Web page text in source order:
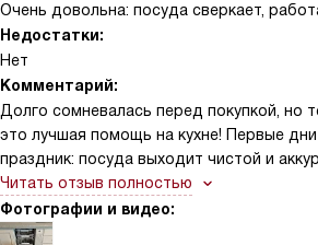
Очень довольна: посуда сверкает,
Недостатки:
Нет
Комментарий:
Долго сомневалась перед покупкой, но
это лучшая помощь на кухне! Первые
праздник: посуда выходит чистой и
по своим местам. Тихая работа —
дома маленький ребёнок, можно
вечером и не бояться разбудить малыша
Читать отзыв полностью
Фотографии и видео: